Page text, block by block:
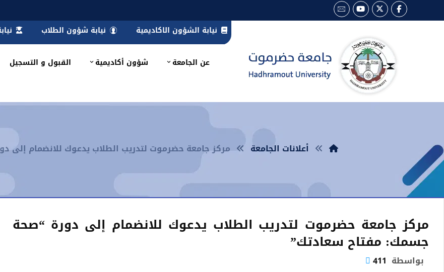
نيابة الشؤون الاكاديمية
نيابة شؤون الطلاب
عن الجامعة شؤون أكاديمية القبول و التسجيل
أعلانات الجامعة مركز جامعة حضرموت لتدريب الطلاب يدعوك للانضمام
مركز جامعة حضرموت لتدريب الطلاب يدعوك للانضمام إلى دورة “صحة
جسمك: مفتاح سعادتك”
بواسطة 411